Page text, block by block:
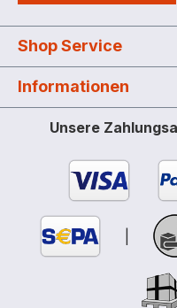
Auffstellung
freien Zugriff auf
Wabenstruktur
hat die CUBE
Premium eine
Zulassung Z-
Ausstattung: Einzeltank aus PE mit
integrierter
Leckage-
Shop Service
Informationen
Unsere